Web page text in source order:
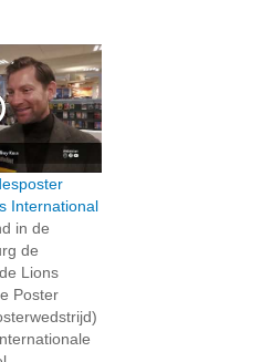
International
in de
de
Lions
Poster